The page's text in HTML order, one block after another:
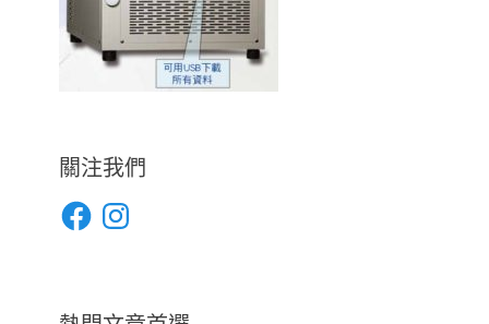
關注我們
FacebookInstagram